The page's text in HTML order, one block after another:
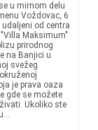
u mirnom delu
Voždovac, 6
udaljeni od centra
Maksimum"
prirodnog
na Banjici u
svežeg
je prava oaza
gde se možete
Ukoliko ste